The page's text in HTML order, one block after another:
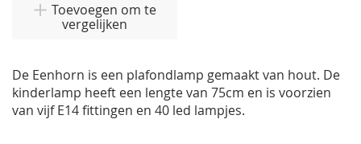
Toevoegen om te
vergelijken
De Eenhorn is een plafondlamp gemaakt van hout. De
kinderlamp heeft een lengte van 75cm en is voorzien
van vijf E14 fittingen en 40 led lampjes.